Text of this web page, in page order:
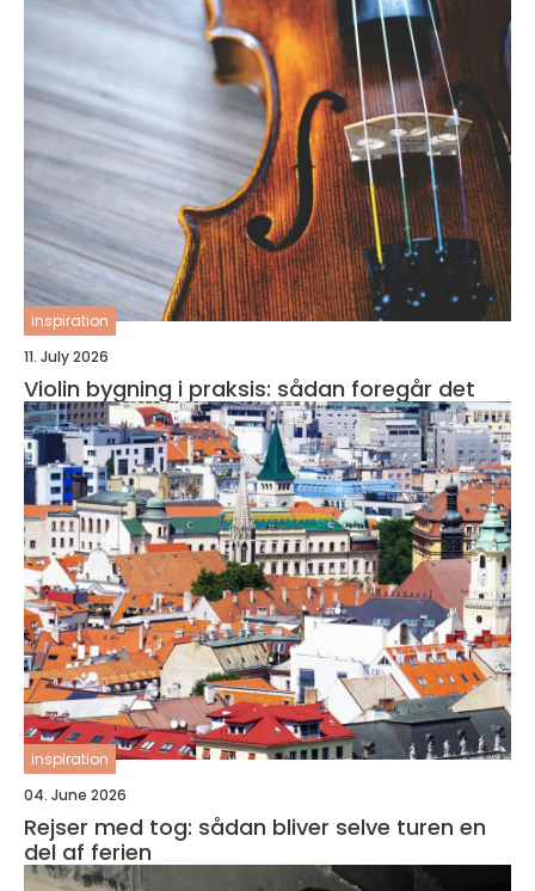
inspiration
11. July 2026
Violin bygning i praksis: sådan foregår det
inspiration
04. June 2026
Rejser med tog: sådan bliver selve turen en
del af ferien